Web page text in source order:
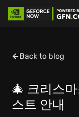
Back to blog
🎄 크리스
스트 안내